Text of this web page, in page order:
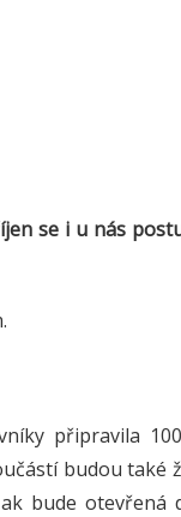
se i u nás
připravila
budou také
bude otevřená